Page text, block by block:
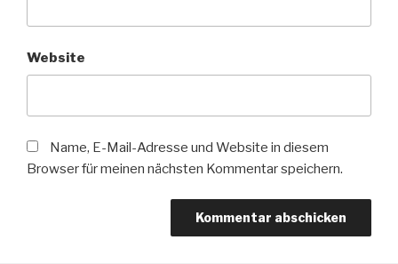
Website
Name, E-Mail-Adresse und Website in diesem
Browser für meinen nächsten Kommentar speichern.